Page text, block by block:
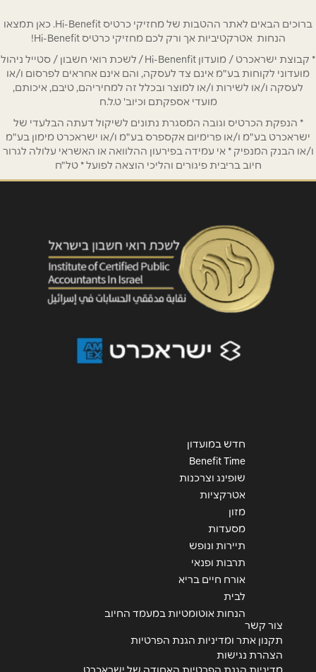
ברוכים הבאים לאתר ההטבות של מחזיקי כרטיס Hi-Benefit. כאן תמצאו
הנחות אטרקטיביות אך ורק לכם מחזיקי כרטיס Hi-Benefit!
* קבוצת ישראכרט / מועדון Hi-Benenfit / לשכת רואי חשבון / סטייל ניהול
מועדוני לקוחות בע"מ אינם צד לעסקה, והם אינם אחראים לפרסום ו/או
לעסקה ו/או לשירות ו/או למוצר ובכלל זה למחיריהם, טיבם, איכותם,
מועדי אספקתם וכיוב' ט.ל.ח
* הנפקת הכרטיס וגובה המסגרת נתונים לשיקול דעתה הבלעדי של
ישראכרט בע"מ ו/או פרימיום אקספרס בע"מ ו/או ישראכרט מימון בע"מ
ו/או הבנק המנפיק * אי עמידה בפירעון ההלוואה או האשראי עלולה לגרור
חיוב בריבית פיגורים והליכי הוצאה לפועל * טל"ח
חדש במועדון
Benefit Time
שופינג וצרכנות
אטרקציות
מזון
מסעדות
תיירות ונופש
תרבות ופנאי
אורח חיים בריא
לבית
הנחות אוטומטיות במעמד החיוב
צור קשר
תקנון אתר ומדיניות הגנת הפרטיות
הצהרת נגישות